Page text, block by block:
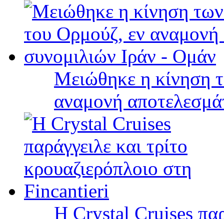
Μειώθηκε η κίνηση
αναμονή
Η Crystal Cruises